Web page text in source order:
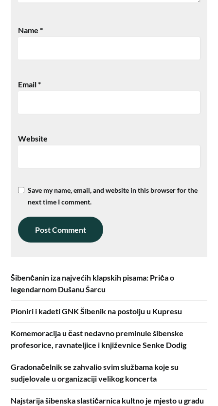
Name*
Email*
Website
Save my name, email, and website in this browser for the
next time I comment.
Šibenčanin iza najvećih klapskih pisama: Priča o
legendarnom Dušanu Šarcu
Pioniri i kadeti GNK Šibenik na postolju u Kupresu
Komemoracija u čast nedavno preminule šibenske
profesorice, ravnateljice i književnice Senke Dodig
Gradonačelnik se zahvalio svim službama koje su
sudjelovale u organizaciji velikog koncerta
Najstarija šibenska slastičarnica kultno je mjesto u gradu